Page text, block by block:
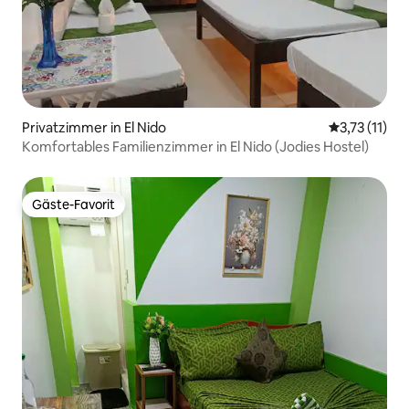
Privatzimmer in El Nido
3,73 (11)
Komfortables Familienzimmer in El Nido (Jodies Hostel)
Gäste-Favorit
Gäste-Favorit